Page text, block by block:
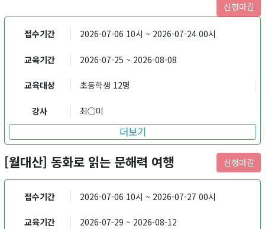
신청마감
접수기간 2026-07-06 10시 ~ 2026-07-24 00시
교육기간 2026-07-25 ~ 2026-08-08
교육대상 초등학생 12명
강사 최○미
더보기
[월대산] 동화로 읽는 문해력 여행 신청마감
접수기간 2026-07-06 10시 ~ 2026-07-27 00시
교육기간 2026-07-29 ~ 2026-08-12